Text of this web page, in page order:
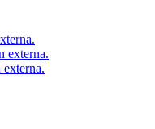
externa.